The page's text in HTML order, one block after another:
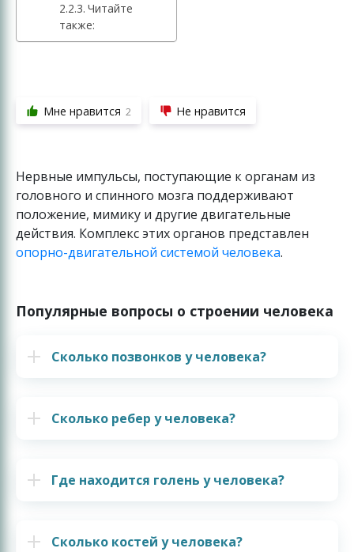
Читайте
также:
Мне нравится 2 Не нравится
Нервные импульсы, поступающие к органам из
головного и спинного мозга поддерживают
положение, мимику и другие двигательные
действия. Комплекс этих органов представлен
опорно-двигательной системой человека.
Популярные вопросы о строении человека
Сколько позвонков у человека?
Сколько ребер у человека?
Где находится голень у человека?
Сколько костей у человека?